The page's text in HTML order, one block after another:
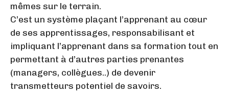
mêmes sur le terrain.
C’est un système plaçant l’apprenant au cœur
de ses apprentissages, responsabilisant et
impliquant l’apprenant dans sa formation tout en
permettant à d’autres parties prenantes
(managers, collègues..) de devenir
transmetteurs potentiel de savoirs.